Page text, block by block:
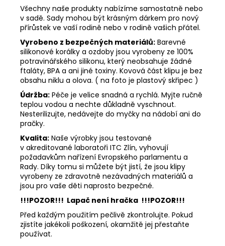
Všechny naše produkty nabízíme samostatně nebo
v sadě. Sady mohou být krásným dárkem pro nový
přírůstek ve vaší rodině nebo v rodině vašich přátel.
Vyrobeno z bezpečných materiálů: Barevné
silikonové korálky a ozdoby jsou vyrobeny ze 100%
potravinářského silikonu, který neobsahuje žádné
ftaláty, BPA a ani jiné toxiny. Kovová část klipu je bez
obsahu niklu a olova. ( na foto je plastový skřipec )
Údržba: Péče je velice snadná a rychlá. Myjte ručně
teplou vodou a nechte důkladně vyschnout.
Nesterilizujte, nedávejte do myčky na nádobí ani do
pračky.
Kvalita: Naše výrobky jsou testované
v akreditované laboratoři ITC Zlín, vyhovují
požadavkům nařízení Evropského parlamentu a
Rady. Díky tomu si můžete být jistí, že jsou klipy
vyrobeny ze zdravotně nezávadných materiálů a
jsou pro vaše děti naprosto bezpečné.
!!!POZOR!!! Lapač není hračka !!!POZOR!!!
Před každým použitím pečlivě zkontrolujte. Pokud
zjistíte jakékoli poškození, okamžitě jej přestaňte
používat.